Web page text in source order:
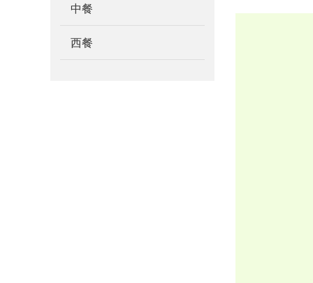
中餐
西餐